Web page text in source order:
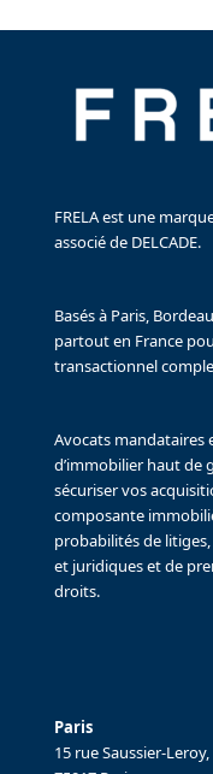
FRELA est une
associé de DELCADE.
Basés à Paris,
partout en France
transactionnel
Avocats mandataires
d’immobilier haut de
sécuriser vos
composante
probabilités de
et juridiques et de
droits.
Paris
15 rue Saussier-Leroy,